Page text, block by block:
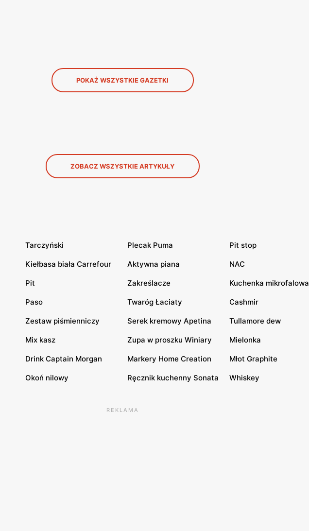
POKAŻ WSZYSTKIE GAZETKI
ZOBACZ WSZYSTKIE ARTYKUŁY
Tarczyński Plecak Puma Pit stop
Kiełbasa biała Carrefour Aktywna piana NAC
Pit Zakreślacze Kuchenka mikrofalowa
Paso Twaróg Łaciaty Cashmir
Zestaw piśmienniczy Serek kremowy Apetina Tullamore dew
Mix kasz Zupa w proszku Winiary Mielonka
Drink Captain Morgan Markery Home Creation Młot Graphite
Okoń nilowy Ręcznik kuchenny Sonata Whiskey
REKLAMA